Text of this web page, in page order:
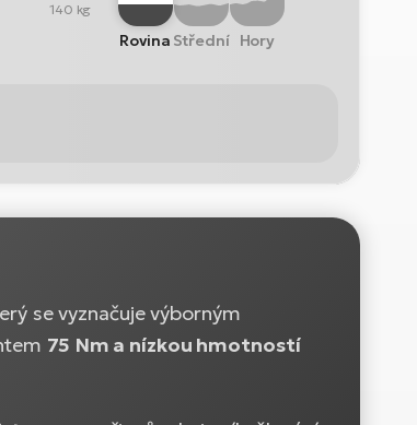
140 kg
Rovina Střední Hory
se vyznačuje výborným
75 Nm a nízkou hmotností